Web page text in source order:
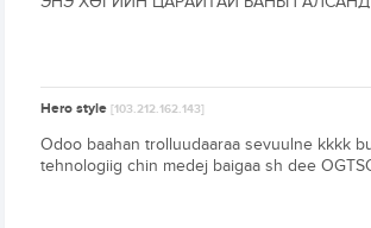
Hero style[103.212.162.143]
Odoo baahan trolluudaaraa sevuulne kkkk
tehnologiig chin medej baigaa sh dee